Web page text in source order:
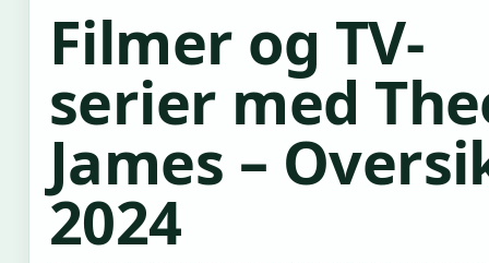
Filmer og TV-
serier med
James –
2024